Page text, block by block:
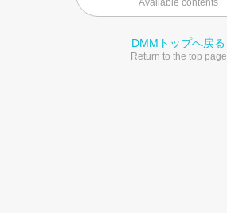
Available contents
DMMトップへ戻る
Return to the top page